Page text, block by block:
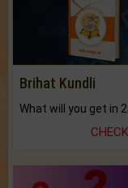
Brihat Kundli